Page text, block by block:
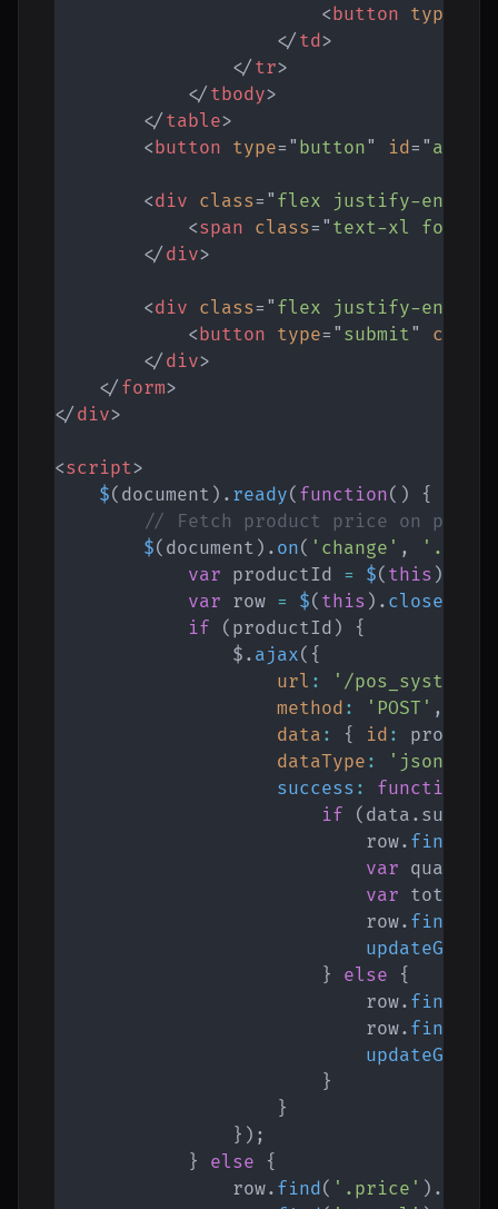
<button type
</ td>
</ tr>
</ tbody>
</ table>
<button type= " button" id= " add-
<div class= " flex justify-end
<span class= " text-xl font-
</ div>
<div class= " flex justify-end
<button type= " submit" class
</ div>
</ form>
</ div>
<script>
$( document ) . ready( function( )
{
// Fetch product price on
$( document ) . on( 'change' ,
var productId = $( this )
var row = $( this ) . closest
if
( productId )
{
                $
. ajax( {
url :
'/pos_system/
method : 'POST' ,
data : { id :
dataType : 'json'
success : function
if
( data . success
                            row
. find
var
var total
                            row
. find
}
else
{
                            row
. find
                            row
. find
}
}
} ) ;
}
else
{
                row
. find( '.price' ) .